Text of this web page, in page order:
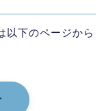
以下のページから